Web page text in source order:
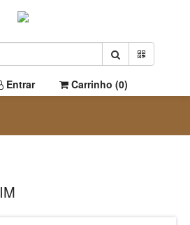
Entrar Carrinho (0)